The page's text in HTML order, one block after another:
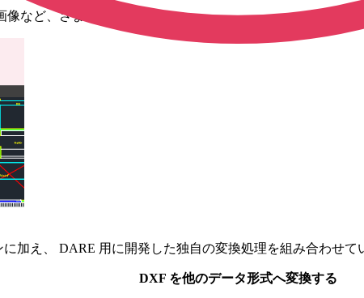
など、さまざまな形式の CAD 図面に対応しています。用
加え、 DARE 用に開発した独自の変換処理を組み合わせ
DXFを他のデータ形式へ変換する